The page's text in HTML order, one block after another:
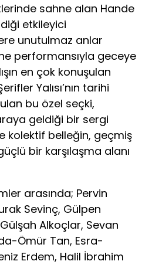
sahne alan Hande
etkileyici
unutulmaz anlar
performansıyla geceye
en çok konuşulan
Yalısı’nın tarihi
bu özel seçki,
geldiği bir sergi
kolektif belleğin, geçmiş
bir karşılaşma alanı
arasında; Pervin
Sevinç, Gülpen
Alkoçlar, Sevan
Ömür Tan, Esra-
Erdem, Halil İbrahim